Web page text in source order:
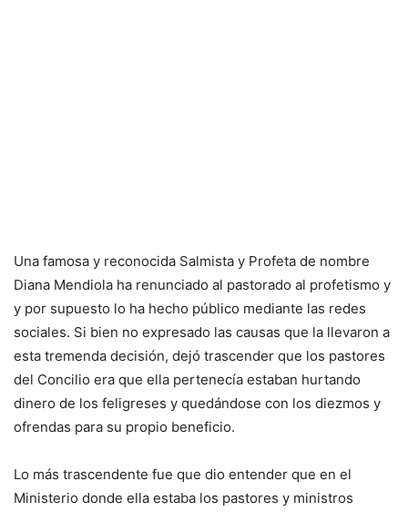
Una famosa y reconocida Salmista y Profeta de nombre
Diana Mendiola ha renunciado al pastorado al profetismo y
y por supuesto lo ha hecho público mediante las redes
sociales. Si bien no expresado las causas que la llevaron a
esta tremenda decisión, dejó trascender que los pastores
del Concilio era que ella pertenecía estaban hurtando
dinero de los feligreses y quedándose con los diezmos y
ofrendas para su propio beneficio.
Lo más trascendente fue que dio entender que en el
Ministerio donde ella estaba los pastores y ministros